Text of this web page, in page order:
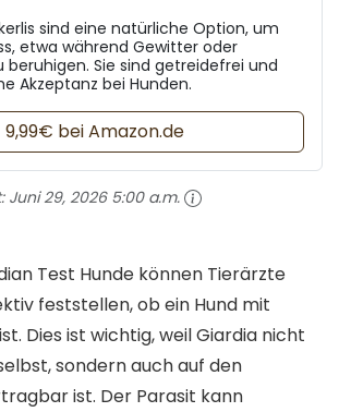
sind eine natürliche Option, um
etwa während Gewitter oder
beruhigen. Sie sind getreidefrei und
Akzeptanz bei Hunden.
9,99€ bei Amazon.de
Juni 29, 2026 5:00 a.m.
Test Hunde können Tierärzte
feststellen, ob ein Hund mit
Dies ist wichtig, weil Giardia nicht
sondern auch auf den
ist. Der Parasit kann